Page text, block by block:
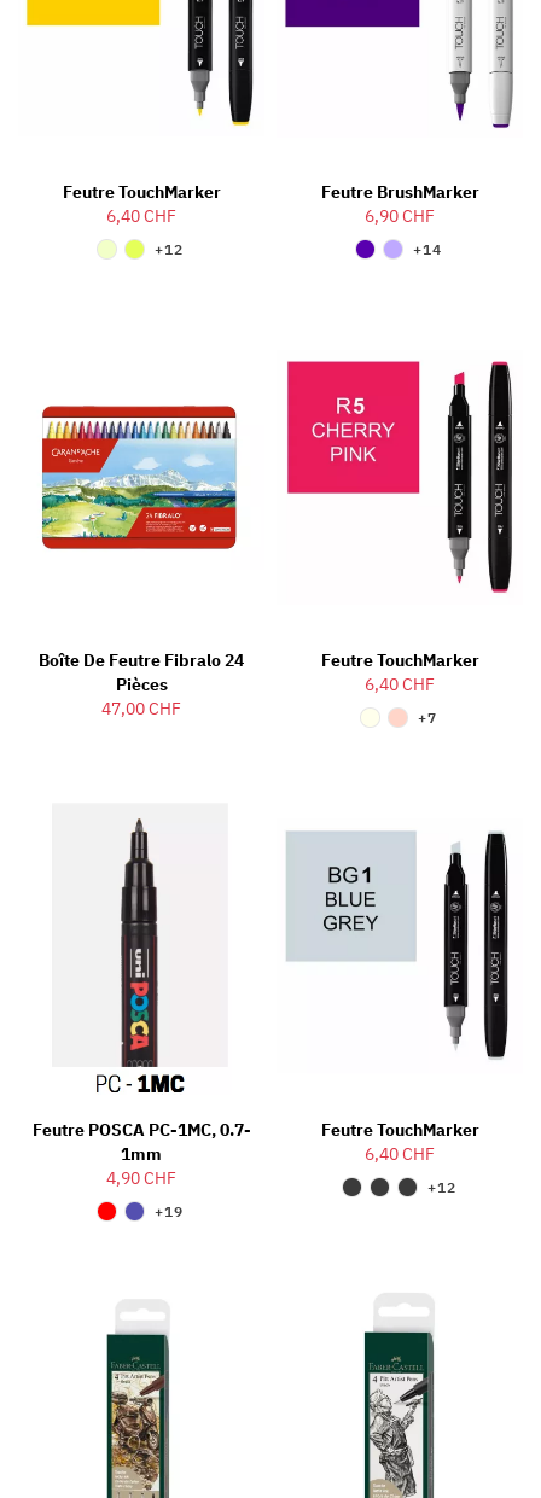
Feutre TouchMarker
6,40 CHF
+12
Feutre BrushMarker
6,90 CHF
+14
Boîte De Feutre Fibralo 24
Pièces
47,00 CHF
Feutre TouchMarker
6,40 CHF
+7
Feutre POSCA PC-1MC, 0.7-
1mm
4,90 CHF
+19
Feutre TouchMarker
6,40 CHF
+12